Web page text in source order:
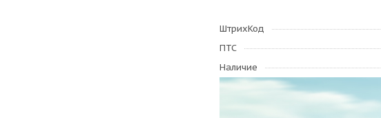
ШтрихКод
ПТС
Наличие